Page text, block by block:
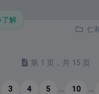
了解
仁
第 1 页，共 15 页
3 4 5 ... 10 ...